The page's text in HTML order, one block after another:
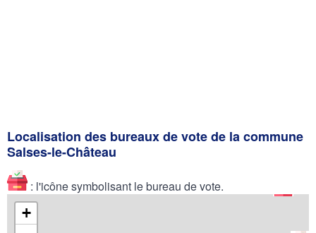
Localisation des bureaux de vote de la commune
Salses-le-Château
: l'icône symbolisant le bureau de vote.
+